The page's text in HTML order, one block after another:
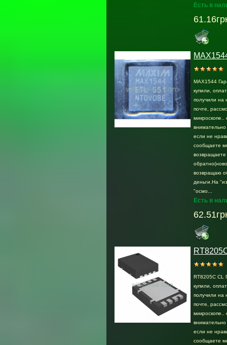
Есть в
MAX1544
купили,
получили на
почте,
микроскопе..
внимательно
если не
сообщаете
возвращаете
возвращаю
деньги.На
"осмо...
Есть в
RT8205C CL
купили,
получили на
почте,
микроскопе..
внимательно
если не
сообщаете